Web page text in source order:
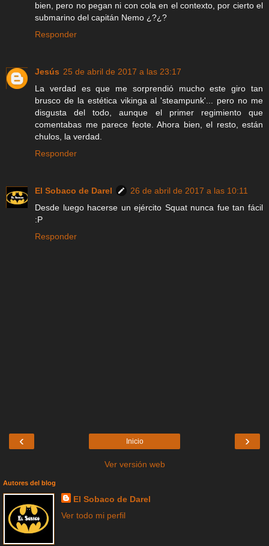
bien, pero no pegan ni con cola en el contexto, por cierto el
submarino del capitán Nemo ¿?¿?
Responder
Jesús 25 de abril de 2017 a las 23:17
La verdad es que me sorprendió mucho este giro tan
brusco de la estética vikinga al 'steampunk'... pero no me
disgusta del todo, aunque el primer regimiento que
comentabas me parece feote. Ahora bien, el resto, están
chulos, la verdad.
Responder
El Sobaco de Darel
26 de abril de 2017 a las 10:11
Desde luego hacerse un ejército Squat nunca fue tan fácil
:P
Responder
‹ ›
Inicio
Ver versión web
Autores del blog
El Sobaco de Darel
Ver todo mi perfil